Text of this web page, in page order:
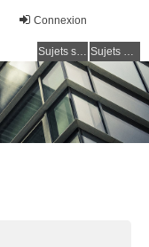
Connexion
Sujets sans réponse Sujets actifs